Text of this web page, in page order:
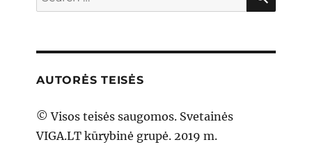
for:
AUTORĖS TEISĖS
© Visos teisės saugomos. Svetainės
VIGA.LT kūrybinė grupė. 2019 m.